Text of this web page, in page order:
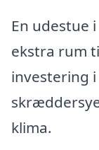
En udestue
ekstra rum
investering
klima.